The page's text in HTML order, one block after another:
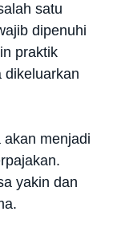
satu
dipenuhi
praktik
dikeluarkan
menjadi
yakin dan